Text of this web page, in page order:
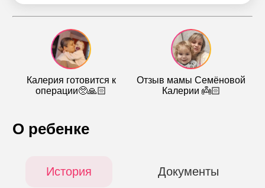
Калерия готовится к
операции🥺🙏🏻
Отзыв мамы Семёновой
Калерии 👼🏻
О ребенке
История Документы